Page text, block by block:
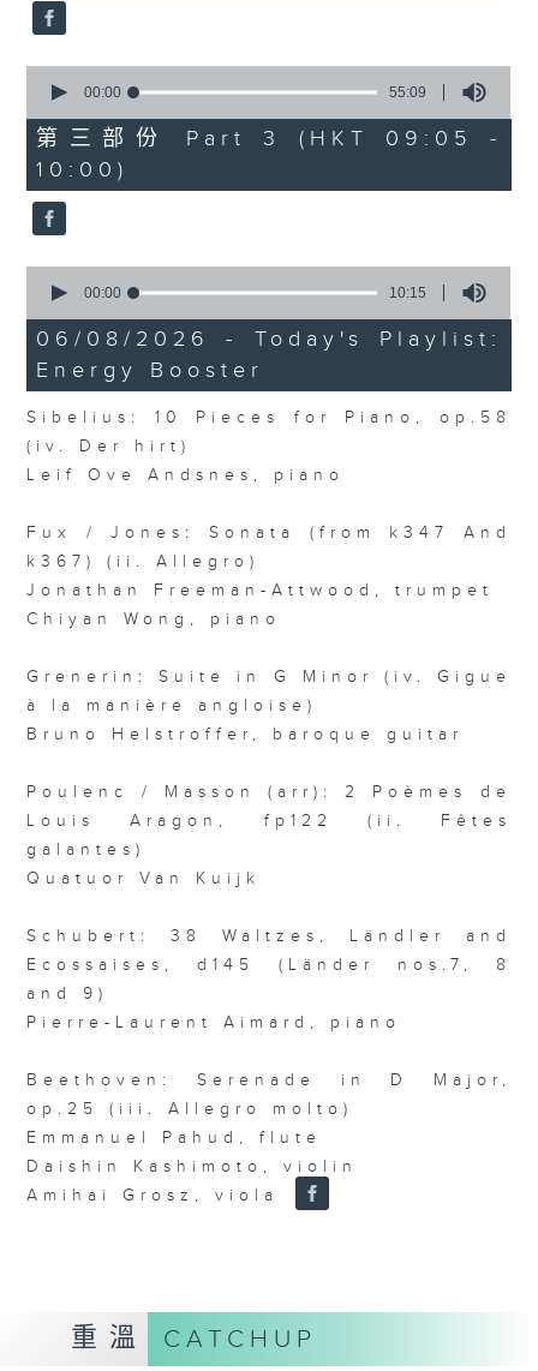
seconds
55
minutes,
9
seconds
00:00 55:09
第三部份 Part 3 (HKT 09:05 -
10:00)
seconds
10
minutes,
15
seconds
00:00 10:15
06/08/2026 - Today's Playlist:
Energy Booster
Sibelius: 10 Pieces for Piano, op.58
(iv. Der hirt)
Leif Ove Andsnes, piano
Fux / Jones: Sonata (from k347 And
k367) (ii. Allegro)
Jonathan Freeman-Attwood, trumpet
Chiyan Wong, piano
Grenerin: Suite in G Minor (iv. Gigue
à la manière angloise)
Bruno Helstroffer, baroque guitar
Poulenc / Masson (arr): 2 Poèmes de
Louis Aragon, fp122 (ii. Fêtes
galantes)
Quatuor Van Kuijk
Schubert: 38 Waltzes, Ländler and
Ecossaises, d145 (Länder nos.7, 8
and 9)
Pierre-Laurent Aimard, piano
Beethoven: Serenade in D Major,
op.25 (iii. Allegro molto)
Emmanuel Pahud, flute
Daishin Kashimoto, violin
Amihai Grosz, viola
重溫 CATCHUP